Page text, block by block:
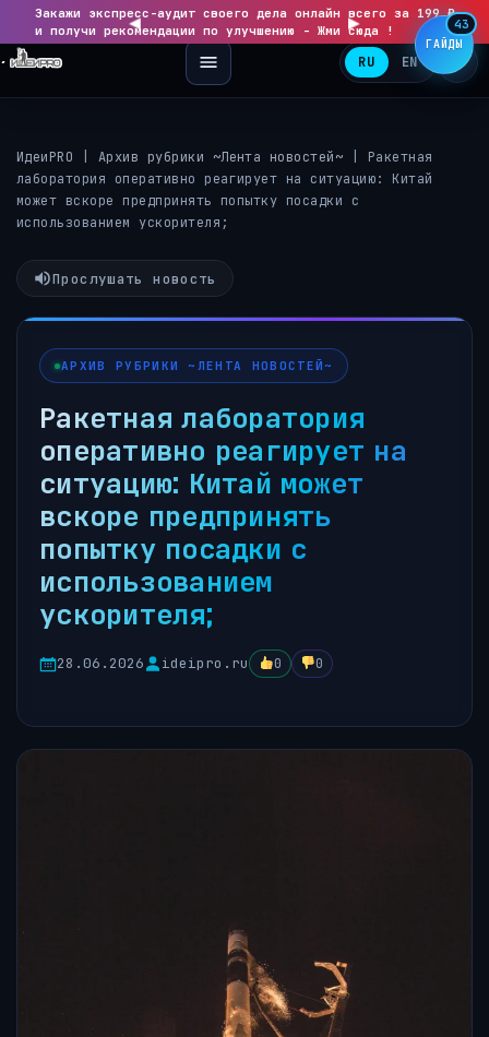
◀
Закажи экспресс-аудит своего дела онлайн всего за 199 ₽
и получи рекомендации по улучшению - Жми сюда ! ▶
RU EN
ИдеиPRO Архив рубрики ~Лента новостей~
Ракетная
лаборатория оперативно реагирует на ситуацию: Китай
может вскоре предпринять попытку посадки с
использованием ускорителя;
Прослушать новость
АРХИВ РУБРИКИ ~ЛЕНТА НОВОСТЕЙ~
Ракетная лаборатория
оперативно реагирует на
ситуацию: Китай может
вскоре предпринять
попытку посадки с
использованием
ускорителя;
28.06.2026 ideipro.ru 0 0
ГАЙДЫ
43